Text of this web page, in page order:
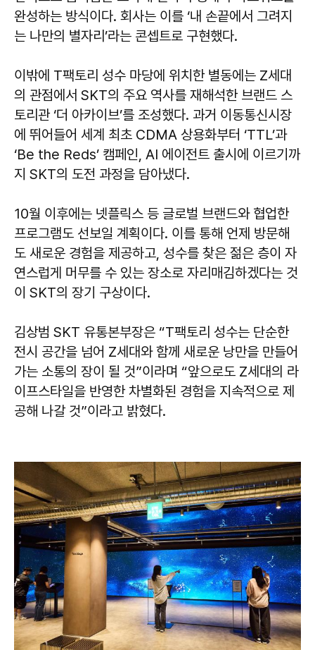
완성하는 방식이다. 회사는 이를 ‘내 손끝에서 그려지
는 나만의 별자리’라는 콘셉트로 구현했다.
이밖에 T팩토리 성수 마당에 위치한 별동에는 Z세대
의 관점에서 SKT의 주요 역사를 재해석한 브랜드 스
토리관 ‘더 아카이브’를 조성했다. 과거 이동통신시장
에 뛰어들어 세계 최초 CDMA 상용화부터 ‘TTL’과
‘Be the Reds’ 캠페인, AI 에이전트 출시에 이르기까
지 SKT의 도전 과정을 담아냈다.
10월 이후에는 넷플릭스 등 글로벌 브랜드와 협업한
프로그램도 선보일 계획이다. 이를 통해 언제 방문해
도 새로운 경험을 제공하고, 성수를 찾은 젊은 층이 자
연스럽게 머무를 수 있는 장소로 자리매김하겠다는 것
이 SKT의 장기 구상이다.
김상범 SKT 유통본부장은 “T팩토리 성수는 단순한
전시 공간을 넘어 Z세대와 함께 새로운 낭만을 만들어
가는 소통의 장이 될 것”이라며 “앞으로도 Z세대의 라
이프스타일을 반영한 차별화된 경험을 지속적으로 제
공해 나갈 것”이라고 밝혔다.